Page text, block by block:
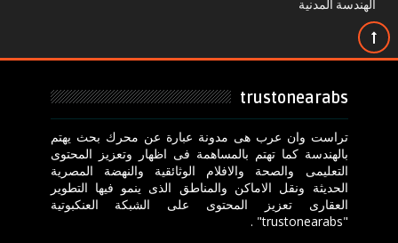
الهندسة المدنية
trustonearabs
تراست وان عرب هى مدونة عبارة عن محرك بحث يهتم
بالهندسة كما تهتم بالمساهمة فى اظهار وتعزيز المحتوى
التعليمى والصحة والافلام الوثائقية والنهضة المصرية
الحديثة ونقل الاماكن والمناطق الذى ينمو فيها التطوير
العقارى تعزيز المحتوى على الشبكة العنكبوتية
"trustonearabs" .